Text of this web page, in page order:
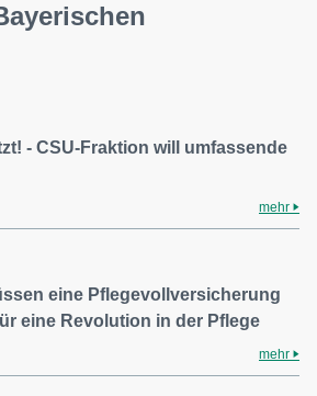
- CSU-Fraktion will umfassende
mehr
eine Pflegevollversicherung
eine Revolution in der Pflege
mehr